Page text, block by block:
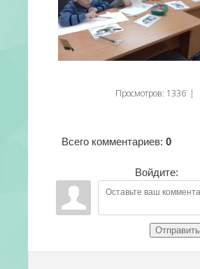
Просмотров: 1336 |
Всего комментариев: 0
Войдите:
Отправить